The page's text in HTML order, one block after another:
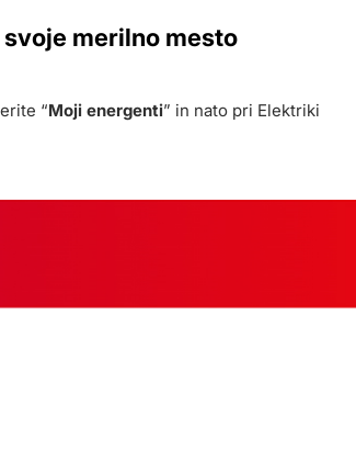
merilno mesto
“Moji energenti” in nato pri Elektriki